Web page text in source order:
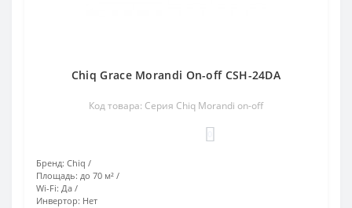
Chiq Grace Morandi On-off CSH-24DA
Код товара: Серия Chiq Morandi on-off
Бренд: Chiq
Площадь: до 70 м²
Wi-Fi: Да
Инвертор: Нет